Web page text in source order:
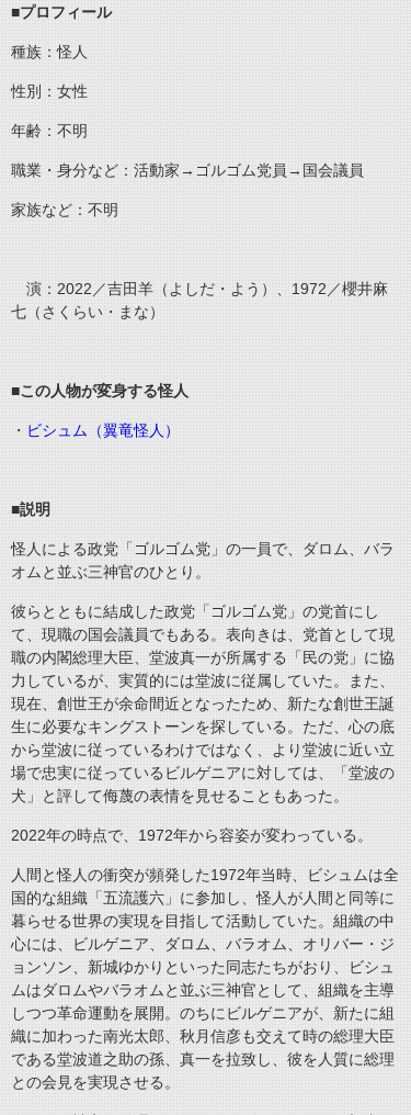
■プロフィール
種族：怪人
性別：女性
年齢：不明
職業・身分など：活動家→ゴルゴム党員→国会議員
家族など：不明
演：2022／吉田羊（よしだ・よう）、1972／櫻井麻
七（さくらい・まな）
■この人物が変身する怪人
・ ビシュム（翼竜怪人）
■説明
怪人による政党「ゴルゴム党」の一員で、ダロム、バラ
オムと並ぶ三神官のひとり。
彼らとともに結成した政党「ゴルゴム党」の党首にし
て、現職の国会議員でもある。表向きは、党首として現
職の内閣総理大臣、堂波真一が所属する「民の党」に協
力しているが、実質的には堂波に従属していた。また、
現在、創世王が余命間近となったため、新たな創世王誕
生に必要なキングストーンを探している。ただ、心の底
から堂波に従っているわけではなく、より堂波に近い立
場で忠実に従っているビルゲニアに対しては、「堂波の
犬」と評して侮蔑の表情を見せることもあった。
2022年の時点で、1972年から容姿が変わっている。
人間と怪人の衝突が頻発した1972年当時、ビシュムは全
国的な組織「五流護六」に参加し、怪人が人間と同等に
暮らせる世界の実現を目指して活動していた。組織の中
心には、ビルゲニア、ダロム、バラオム、オリバー・ジ
ョンソン、新城ゆかりといった同志たちがおり、ビシュ
ムはダロムやバラオムと並ぶ三神官として、組織を主導
しつつ革命運動を展開。のちにビルゲニアが、新たに組
織に加わった南光太郎、秋月信彦も交えて時の総理大臣
である堂波道之助の孫、真一を拉致し、彼を人質に総理
との会見を実現させる。